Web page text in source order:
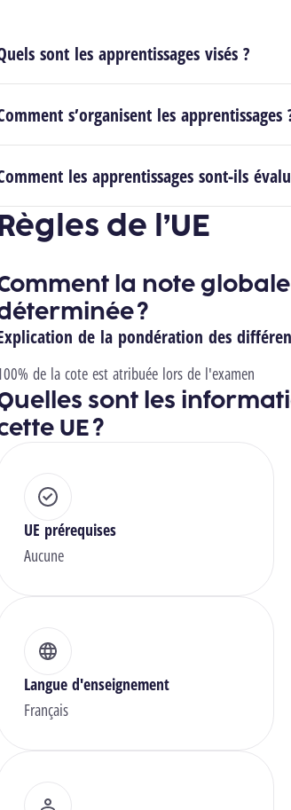
sont les apprentissages visés ?
s’organisent les apprentissages
les apprentissages sont-ils
de l’UE
la note globale
?
de la pondération des
de la cote est atribuée lors de l'examen
sont les
UE ?
UE prérequises
Aucune
Langue d'enseignement
Français